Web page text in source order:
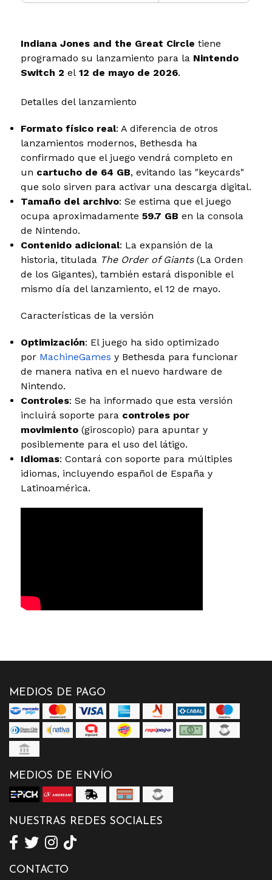
Indiana Jones and the Great Circle tiene
programado su lanzamiento para la Nintendo
Switch 2 el 12 de mayo de 2026.
Detalles del lanzamiento
Formato físico real: A diferencia de otros
lanzamientos modernos, Bethesda ha
confirmado que el juego vendrá completo en
un cartucho de 64 GB, evitando las "keycards"
que solo sirven para activar una descarga digital.
Tamaño del archivo: Se estima que el juego
ocupa aproximadamente 59.7 GB en la consola
de Nintendo.
Contenido adicional: La expansión de la
historia, titulada The Order of Giants(La Orden
de los Gigantes), también estará disponible el
mismo día del lanzamiento, el 12 de mayo.
Características de la versión
Optimización: El juego ha sido optimizado
por MachineGames y Bethesda para funcionar
de manera nativa en el nuevo hardware de
Nintendo.
Controles: Se ha informado que esta versión
incluirá soporte para controles por
movimiento(giroscopio) para apuntar y
posiblemente para el uso del látigo.
Idiomas: Contará con soporte para múltiples
idiomas, incluyendo español de España y
Latinoamérica.
MEDIOS DE PAGO
MEDIOS DE ENVÍO
NUESTRAS REDES SOCIALES
CONTACTO